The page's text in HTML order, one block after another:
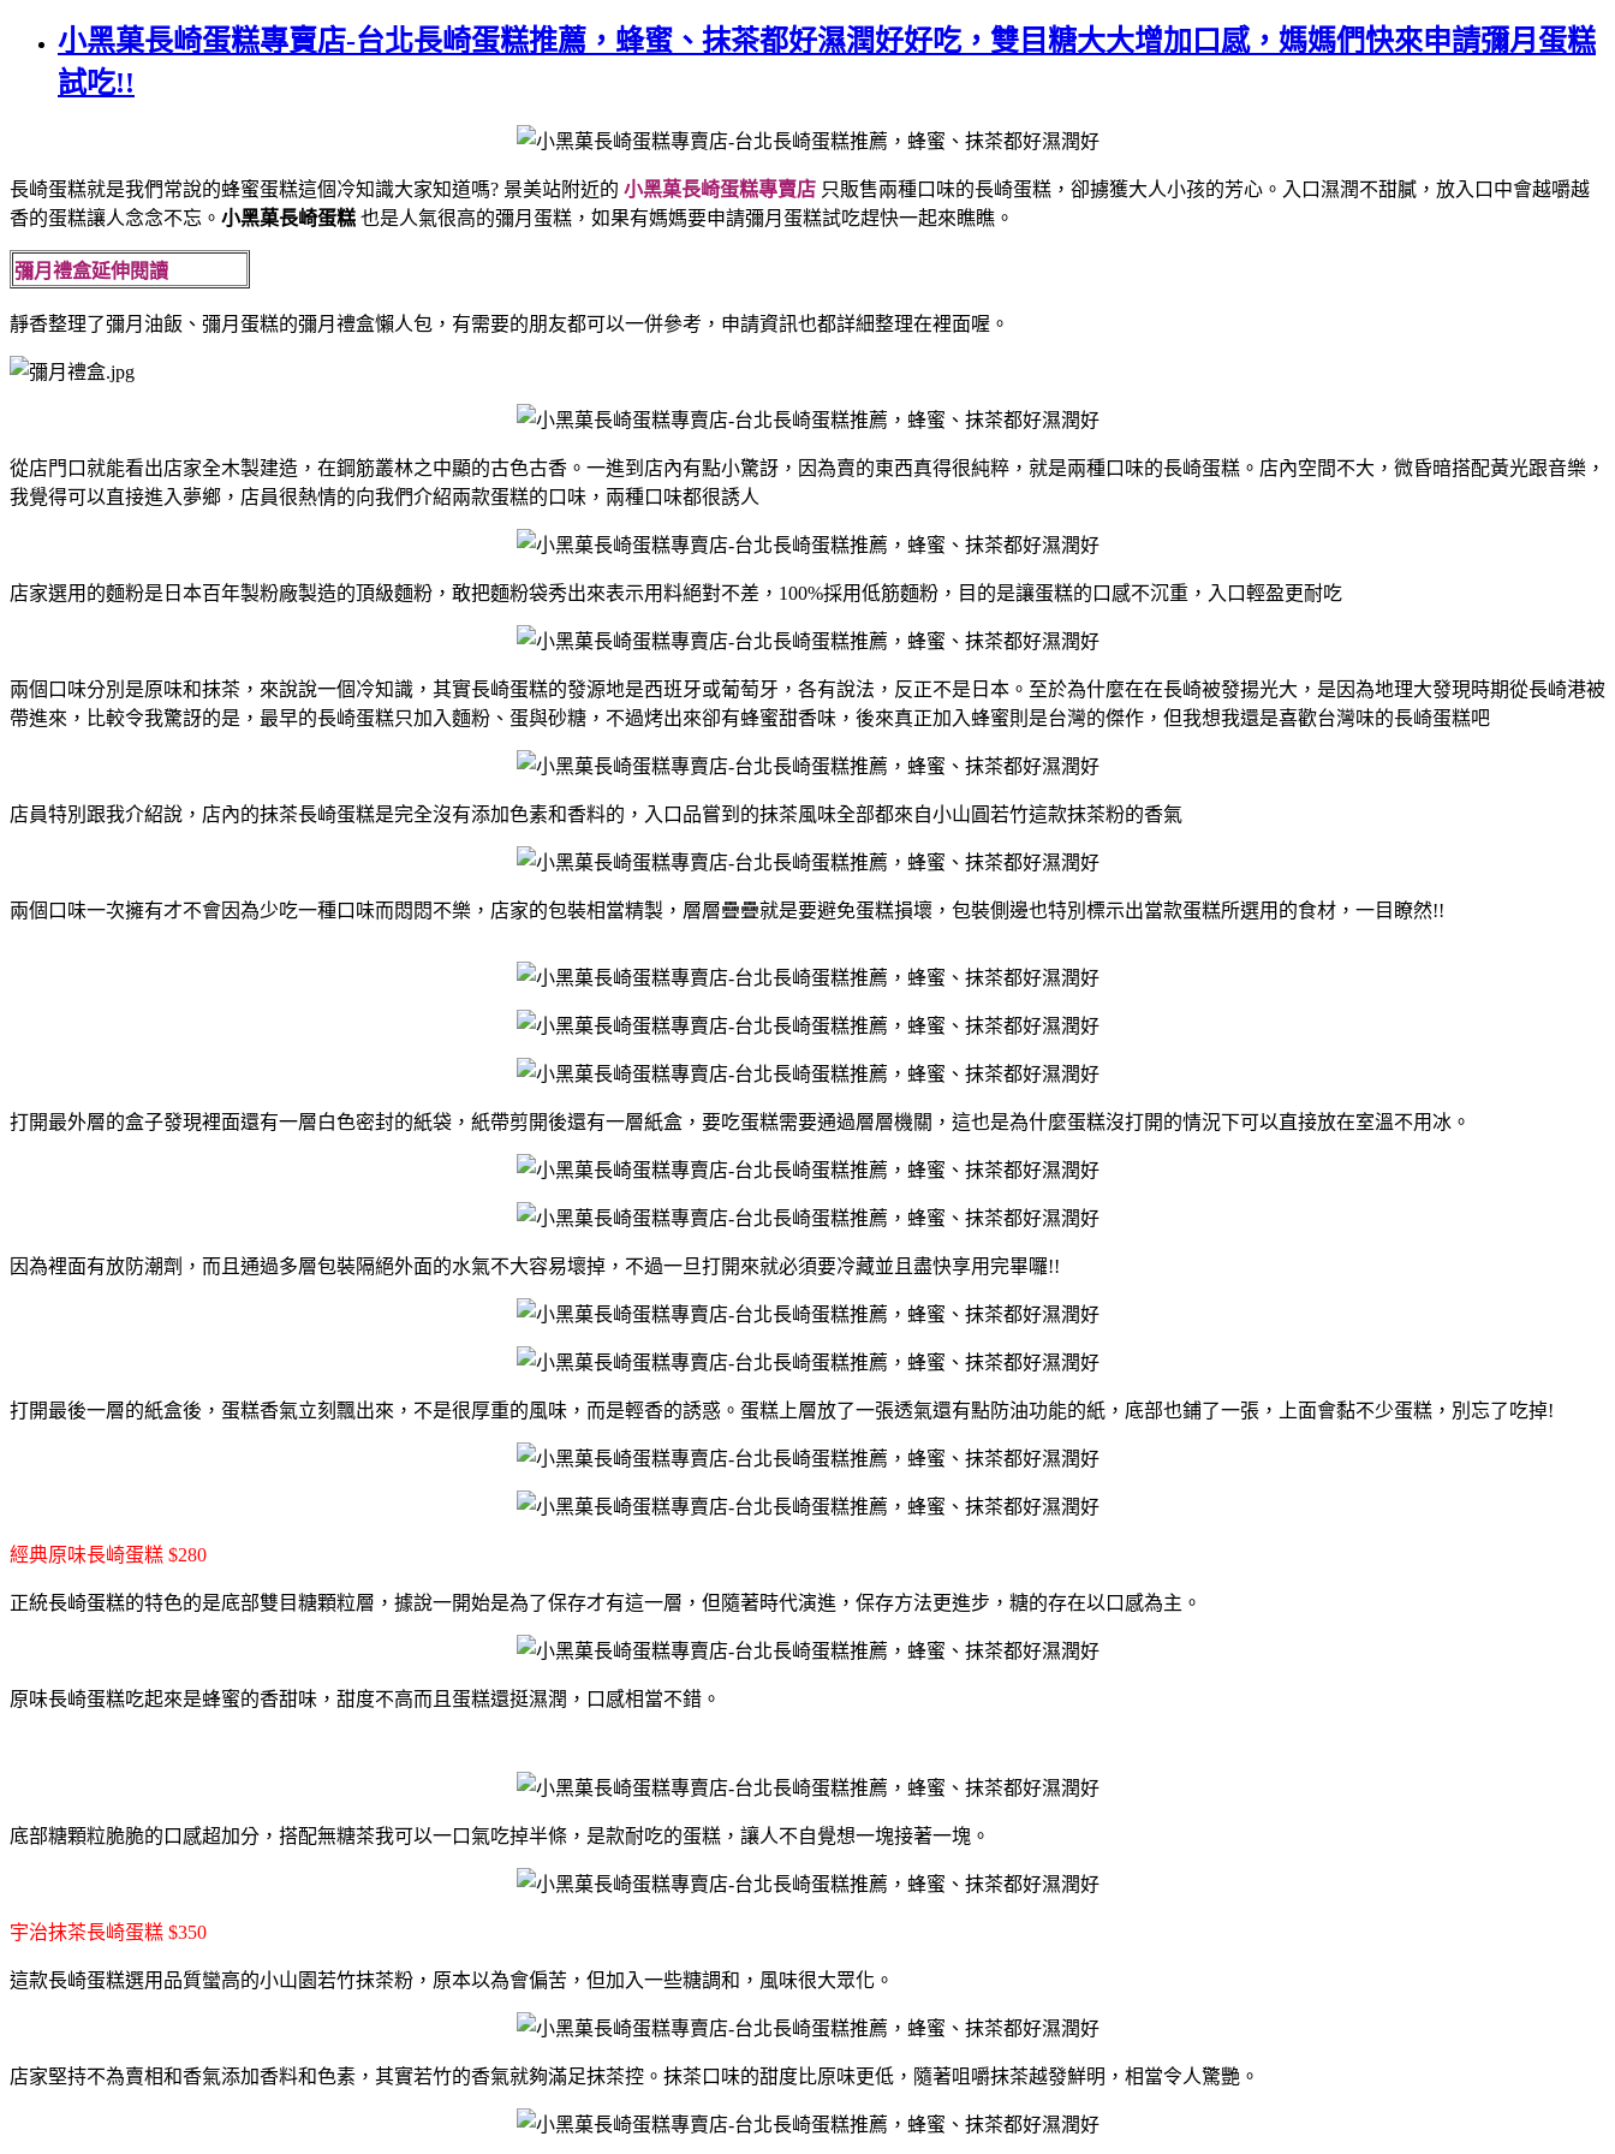
小黑菓長崎蛋糕專賣店-台北長崎蛋糕推薦，蜂蜜、抹茶都好濕潤好好吃，雙目糖大大增加口感，媽媽們快來申請彌月蛋糕
試吃!!
長崎蛋糕就是我們常說的蜂蜜蛋糕這個冷知識大家知道嗎? 景美站附近的 小黑菓長崎蛋糕專賣店 只販售兩種口味的長崎蛋糕，卻擄獲大人小孩的芳心。 入口濕潤不甜膩，放入口中會越嚼越
香的蛋糕讓人念念不忘。 小黑菓長崎蛋糕 也是人氣很高的彌月蛋糕，如果有媽媽要申請彌月蛋糕試吃趕快一起來瞧瞧。
彌月禮盒延伸閱讀
靜香整理了彌月油飯、彌月蛋糕的彌月禮盒懶人包，有需要的朋友都可以一併參考，申請資訊也都詳細整理在裡面喔。
從店門口就能看出店家全木製建造，在鋼筋叢林之中顯的古色古香。 一進到店內有點小驚訝，因為賣的東西真得很純粹，就是兩種口味的長崎蛋糕。 店內空間不大，微昏暗搭配黃光跟音樂，
我覺得可以直接進入夢鄉， 店員很熱情的向我們介紹兩款蛋糕的口味，兩種口味都很誘人
店家選用的麵粉是日本百年製粉廠製造的頂級麵粉，敢把麵粉袋秀出來表示用料絕對不差， 100%採用低筋麵粉，目的是讓蛋糕的口感不沉重，入口輕盈更耐吃
兩個口味分別是原味和抹茶， 來說說一個冷知識，其實長崎蛋糕的發源地是西班牙或葡萄牙，各有說法，反正不是日本。 至於為什麼在在長崎被發揚光大，是因為地理大發現時期從長崎港被
帶進來， 比較令我驚訝的是，最早的長崎蛋糕只加入麵粉、蛋與砂糖，不過烤出來卻有蜂蜜甜香味， 後來真正加入蜂蜜則是台灣的傑作，但我想我還是喜歡台灣味的長崎蛋糕吧
店員特別跟我介紹說，店內的抹茶長崎蛋糕是完全沒有添加色素和香料的， 入口品嘗到的抹茶風味全部都來自小山圓若竹這款抹茶粉的香氣
兩個口味一次擁有才不會因為少吃一種口味而悶悶不樂， 店家的包裝相當精製，層層疊疊就是要避免蛋糕損壞， 包裝側邊也特別標示出當款蛋糕所選用的食材，一目瞭然!!
打開最外層的盒子發現裡面還有一層白色密封的紙袋，紙帶剪開後還有一層紙盒，要吃蛋糕需要通過層層機關，這也是為什麼蛋糕沒打開的情況下可以直接放在室溫不用冰。
因為裡面有放防潮劑，而且通過多層包裝隔絕外面的水氣不大容易壞掉， 不過一旦打開來就必須要冷藏並且盡快享用完畢囉!!
打開最後一層的紙盒後，蛋糕香氣立刻飄出來，不是很厚重的風味，而是輕香的誘惑。 蛋糕上層放了一張透氣還有點防油功能的紙，底部也鋪了一張，上面會黏不少蛋糕，別忘了吃掉!
經典原味長崎蛋糕 $280
正統長崎蛋糕的特色的是底部雙目糖顆粒層，據說一開始是為了保存才有這一層，但隨著時代演進，保存方法更進步，糖的存在以口感為主。
原味長崎蛋糕吃起來是蜂蜜的香甜味，甜度不高而且蛋糕還挺濕潤，口感相當不錯。
底部糖顆粒脆脆的口感超加分，搭配無糖茶我可以一口氣吃掉半條， 是款耐吃的蛋糕，讓人不自覺想一塊接著一塊。
宇治抹茶長崎蛋糕 $350
這款長崎蛋糕選用品質蠻高的小山園若竹抹茶粉， 原本以為會偏苦，但加入一些糖調和，風味很大眾化。
店家堅持不為賣相和香氣添加香料和色素，其實若竹的香氣就夠滿足抹茶控。 抹茶口味的甜度比原味更低，隨著咀嚼抹茶越發鮮明，相當令人驚艷。